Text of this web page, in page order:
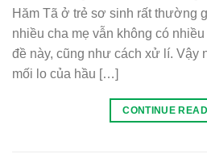
Hăm Tã ở trẻ sơ sinh rất thường
nhiều cha mẹ vẫn không có
đề này, cũng như cách xử lí. Vậy
mối lo của hầu […]
CONTINUE